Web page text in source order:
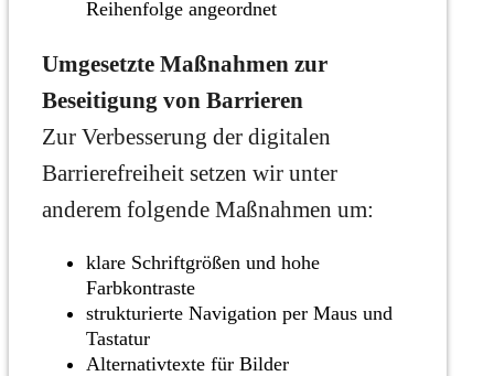
Reihenfolge angeordnet
Umgesetzte Maßnahmen zur
Beseitigung von Barrieren
Zur Verbesserung der digitalen
Barrierefreiheit setzen wir unter
anderem folgende Maßnahmen um:
klare Schriftgrößen und hohe
Farbkontraste
strukturierte Navigation per Maus und
Tastatur
Alternativtexte für Bilder